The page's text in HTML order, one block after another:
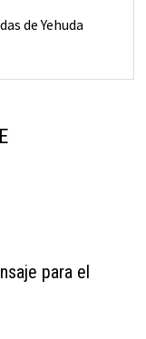
de Yehuda
para el